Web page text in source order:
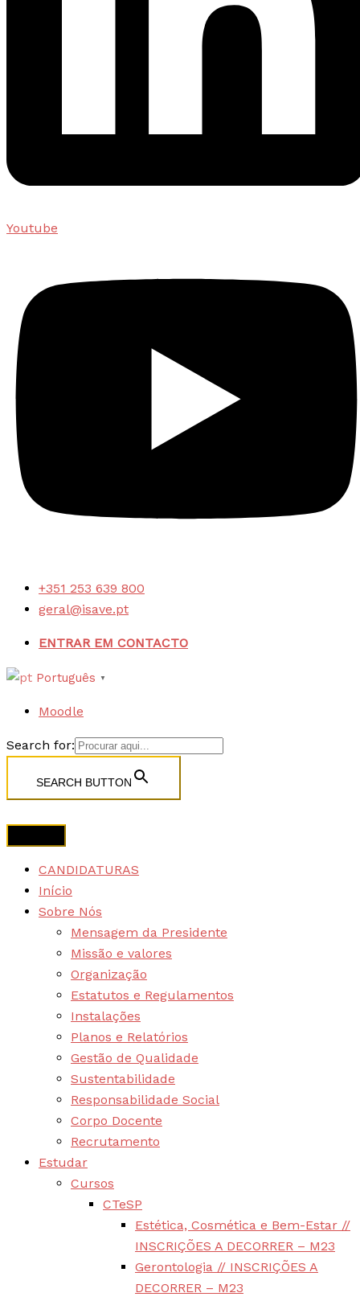
Youtube
+351 253 639 800
geral@isave.pt
ENTRAR EM CONTACTO
Português ▼
Moodle
Search for:
SEARCH BUTTON
CANDIDATURAS
Início
Sobre Nós
Mensagem da Presidente
Missão e valores
Organização
Estatutos e Regulamentos
Instalações
Planos e Relatórios
Gestão de Qualidade
Sustentabilidade
Responsabilidade Social
Corpo Docente
Recrutamento
Estudar
Cursos
CTeSP
Estética, Cosmética e Bem-Estar //
INSCRIÇÕES A DECORRER – M23
Gerontologia // INSCRIÇÕES A
DECORRER – M23